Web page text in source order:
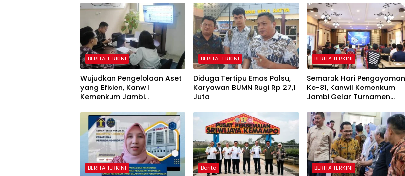
BERITA TERKINI
Wujudkan Pengelolaan Aset
yang Efisien, Kanwil
Kemenkum Jambi
Secara Transparan
BERITA TERKINI
Diduga Tertipu Emas Palsu,
Karyawan BUMN Rugi Rp 27,1
Juta
BERITA TERKINI
Semarak Hari Pengayoman
Ke-81, Kanwil Kemenkum
Jambi Gelar Turnamen
BERITA TERKINI Berita BERITA TERKINI